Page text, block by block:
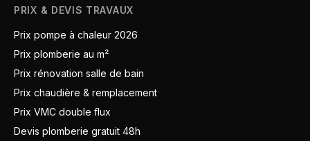
PRIX & DEVIS TRAVAUX
Prix pompe à chaleur 2026
Prix plomberie au m²
Prix rénovation salle de bain
Prix chaudière & remplacement
Prix VMC double flux
Devis plomberie gratuit 48h